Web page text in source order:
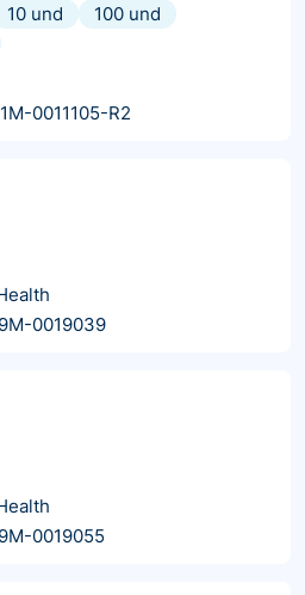
10 und
100 und
0011105-R2
0019039
0019055